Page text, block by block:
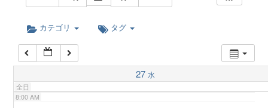
カテゴリ タグ
27 水
全日
6:00 AM
7:00 AM
8:00 AM